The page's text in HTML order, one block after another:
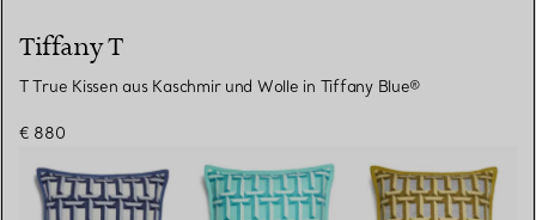
Tiffany T
T True Kissen aus Kaschmir und Wolle in Tiffany Blue®
€ 880